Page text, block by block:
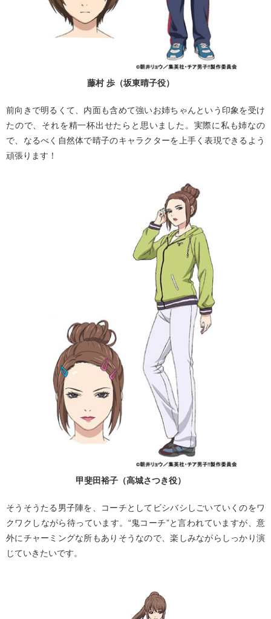
藤村 歩（坂東晴子役）
前向きで明るくて、内面も含めて強いお姉ちゃんという印象を受け
たので、それを精一杯出せたらと思いました。実際に私も姉なの
で、なるべく自然体で晴子のキャラクターを上手く表現できるよう
頑張ります！
甲斐田裕子（高城さつき役）
そうそうたる男子陣を、コーチとしてビシバシしごいていくのをワ
クワクしながら待っています。“鬼コーチ”と言われていますが、意
外にチャーミングな所もありそうなので、楽しみながらしっかり演
じていきたいです。